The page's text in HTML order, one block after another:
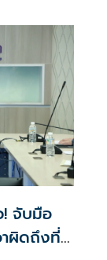
! จับมือ
าผิดถึงที่